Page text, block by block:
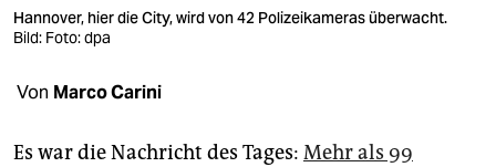
verlag
shop
fragen & hilfe
Hannover, hier die City, wird von 42 Polizeikameras überwacht.
Bild: Foto: dpa
Von Marco Carini
Es war die Nachricht des Tages: Mehr als 99